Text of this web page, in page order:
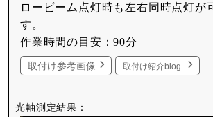
ロービーム点灯時も左右同時点灯が
す。
作業時間の目安：90分
取付け参考画像 取付け紹介blog